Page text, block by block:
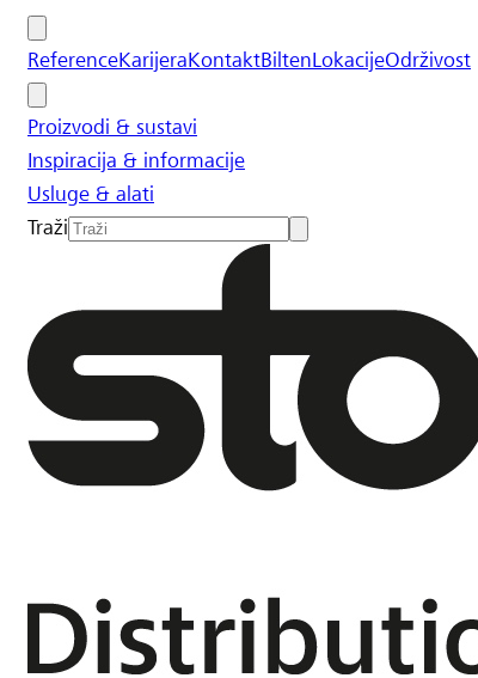
ReferenceKarijeraKontaktBiltenLokacijeOdrživost
Proizvodi & sustavi
Inspiracija & informacije
Usluge & alati
Traži